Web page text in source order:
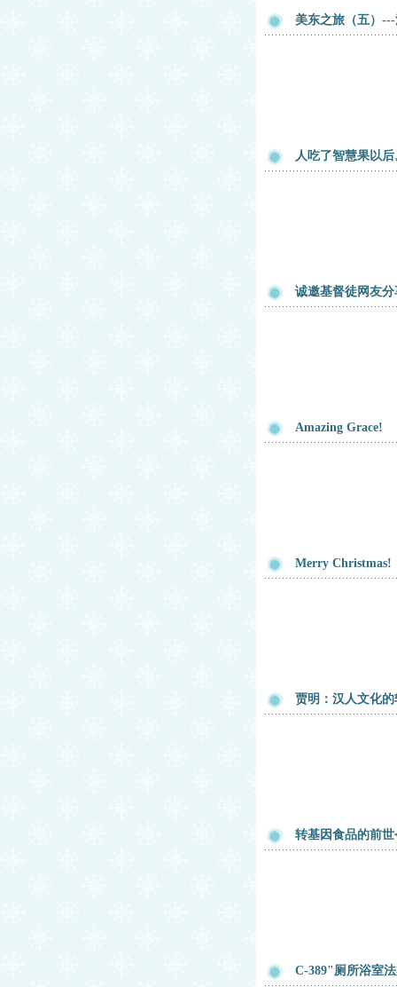
美东之旅（五）
人吃了智慧果以
诚邀基督徒网友
Amazing Grace!
Merry Christmas!
贾明：汉人文化的
转基因食品的前
C-389"厕所浴室